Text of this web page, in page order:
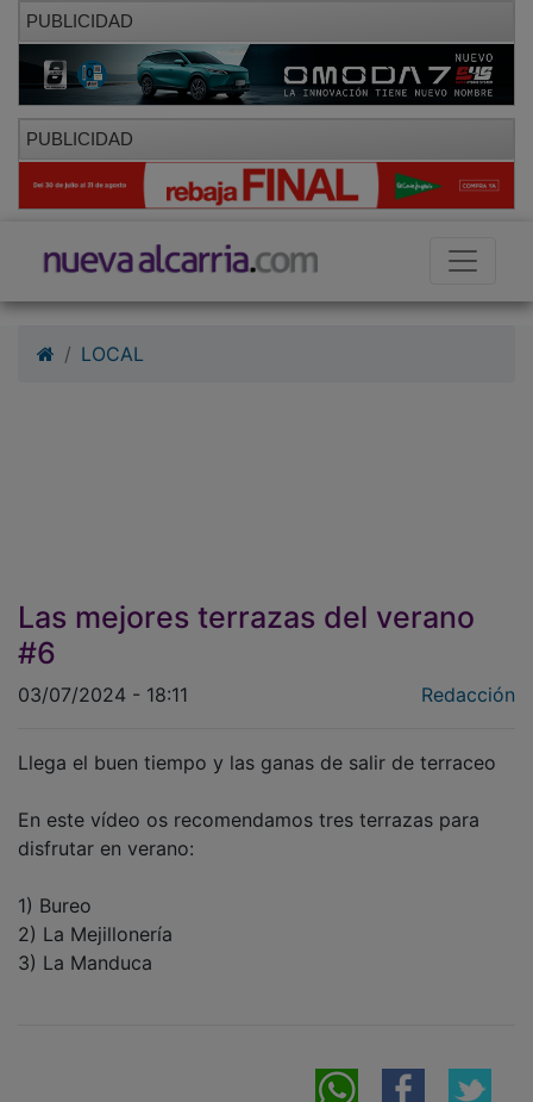
PUBLICIDAD
PUBLICIDAD
LOCAL
Las mejores terrazas del verano
#6
03/07/2024 - 18:11 Redacción
Llega el buen tiempo y las ganas de salir de terraceo
En este vídeo os recomendamos tres terrazas para
disfrutar en verano:
1) Bureo
2) La Mejillonería
3) La Manduca